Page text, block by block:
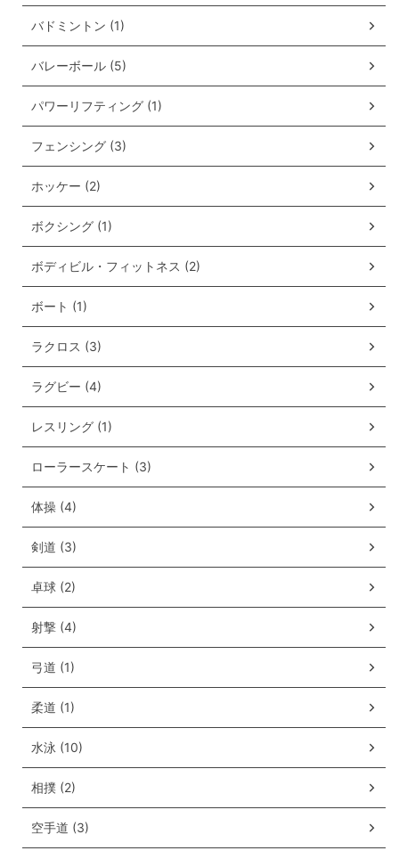
バドミントン (1)
バレーボール (5)
パワーリフティング (1)
フェンシング (3)
ホッケー (2)
ボクシング (1)
ボディビル・フィットネス (2)
ボート (1)
ラクロス (3)
ラグビー (4)
レスリング (1)
ローラースケート (3)
体操 (4)
剣道 (3)
卓球 (2)
射撃 (4)
弓道 (1)
柔道 (1)
水泳 (10)
相撲 (2)
空手道 (3)